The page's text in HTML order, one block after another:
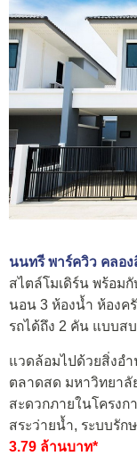
นนทรี พาร์ควิว คลอ
สไตล์โมเดิร์น พร้อม
นอน 3 ห้องน้ำ ห้องค
รถได้ถึง 2 คัน แบบส
แวดล้อมไปด้วยสิ่งอ
ตลาดสด มหาวิทยา
สะดวกภายในโครง
สระว่ายน้ำ, ระบบรัก
3.79 ล้านบาท*